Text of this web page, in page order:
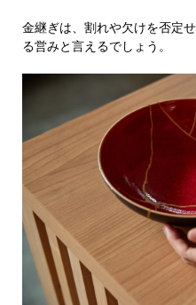
金継ぎは、割れや欠けを否定
る営みと言えるでしょう。